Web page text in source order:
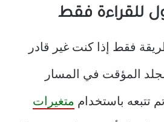
للقراءة فقط
فقط إذا كنت غير قادر
المؤقت في المسار
تتبعه باستخدام متغيرات